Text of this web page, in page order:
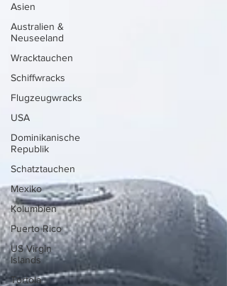
Asien
Australien &
Neuseeland
Wracktauchen
Schiffwracks
Flugzeugwracks
USA
Dominikanische
Republik
Schatztauchen
Mexiko
Kolumbien
Puerto Rico
US Virgin
Islands
Tortola